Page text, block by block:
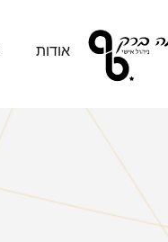
אודות